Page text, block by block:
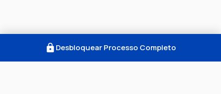
Desbloquear Processo Completo